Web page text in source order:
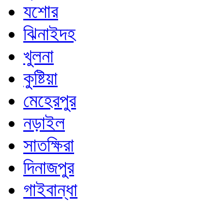
যশোর
ঝিনাইদহ
খুলনা
কুষ্টিয়া
মেহেরপুর
নড়াইল
সাতক্ষিরা
দিনাজপুর
গাইবান্ধা